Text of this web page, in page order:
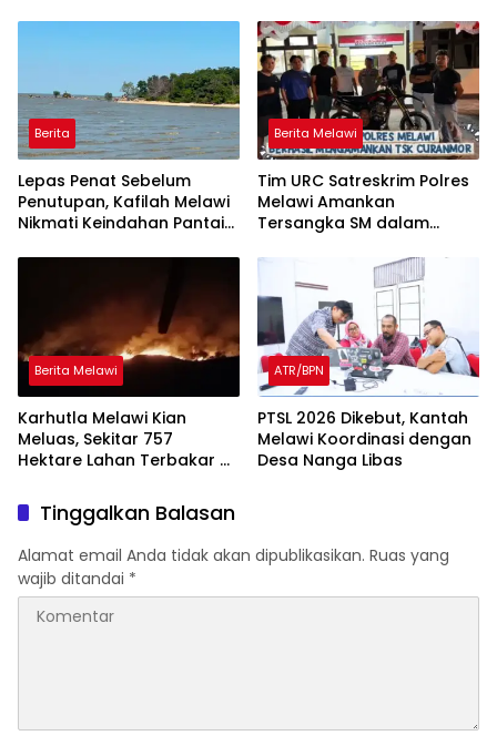
Tingkatkan Kewaspadaan
Berita
Lepas Penat Sebelum
Penutupan, Kafilah Melawi
Nikmati Keindahan Pantai
Berita Melawi
Tim URC Satreskrim Polres
Melawi Amankan
Tersangka SM dalam
Paal
Berita Melawi
Karhutla Melawi Kian
Meluas, Sekitar 757
Hektare Lahan Terbakar di
ATR/BPN
PTSL 2026 Dikebut, Kantah
Melawi Koordinasi dengan
Desa Nanga Libas
Tinggalkan Balasan
Alamat email Anda tidak akan dipublikasikan. Ruas yang
wajib ditandai *